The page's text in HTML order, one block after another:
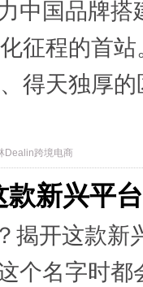
中国品牌
征程的首
得天独厚
Dealin跨境电商
新兴平
揭开这款新
个名字时